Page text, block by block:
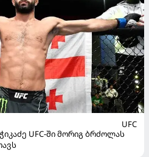
UFC
UFC-ში მორიგ ბრძოლას